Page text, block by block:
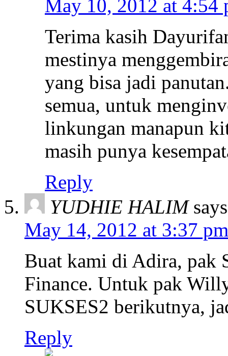
May 10, 2012 at 4:54
Terima kasih
mestinya
yang bisa jadi
semua, untuk
linkungan manapun
masih punya
Reply
YUDHIE HALIM
May 14, 2012 at 3:37 pm
Buat kami di Adira, pak
Finance. Untuk pak
SUKSES2 berikutnya,
Reply